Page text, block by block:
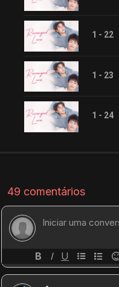
1 - 22
1 - 23
1 - 24